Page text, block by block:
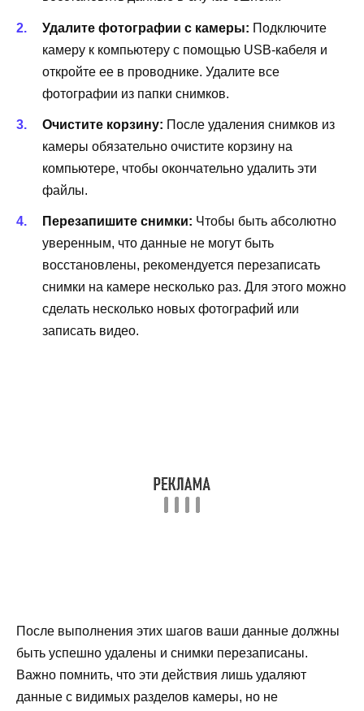
Удалите фотографии с камеры: Подключите
камеру к компьютеру с помощью USB-кабеля и
откройте ее в проводнике. Удалите все
фотографии из папки снимков.
Очистите корзину: После удаления снимков из
камеры обязательно очистите корзину на
компьютере, чтобы окончательно удалить эти
файлы.
Перезапишите снимки: Чтобы быть абсолютно
уверенным, что данные не могут быть
восстановлены, рекомендуется перезаписать
снимки на камере несколько раз. Для этого можно
сделать несколько новых фотографий или
записать видео.
После выполнения этих шагов ваши данные должны
быть успешно удалены и снимки перезаписаны.
Важно помнить, что эти действия лишь удаляют
данные с видимых разделов камеры, но не